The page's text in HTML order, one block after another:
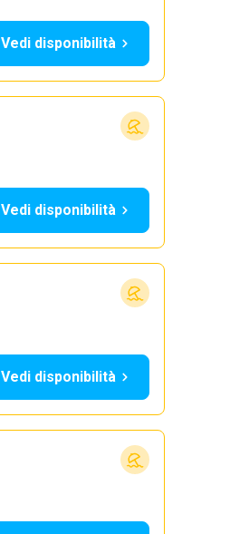
Vedi disponibilità
Vedi disponibilità
Vedi disponibilità